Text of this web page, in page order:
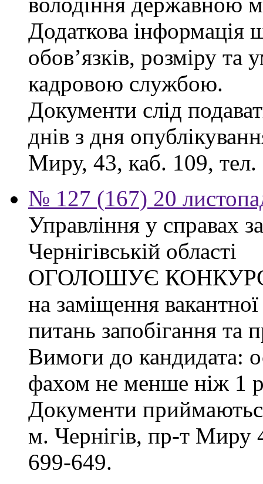
Додаткова інформація
обов’язків, розміру та
кадровою службою.
Документи слід
днів з дня
Миру, 43, каб. 109,
№ 127 (167) 20
Управління у справах
Чернігівській області
ОГОЛОШУЄ
на заміщення
питань запобігання та
Вимоги до кандидата:
фахом не менше ніж 1
Документи
м. Чернігів, пр-т Миру
699-649.